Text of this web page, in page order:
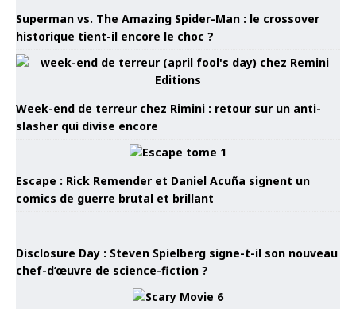
Superman vs. The Amazing Spider-Man : le crossover
historique tient-il encore le choc ?
Week-end de terreur chez Rimini : retour sur un anti-
slasher qui divise encore
Escape : Rick Remender et Daniel Acuña signent un
comics de guerre brutal et brillant
Disclosure Day : Steven Spielberg signe-t-il son nouveau
chef-d’œuvre de science-fiction ?